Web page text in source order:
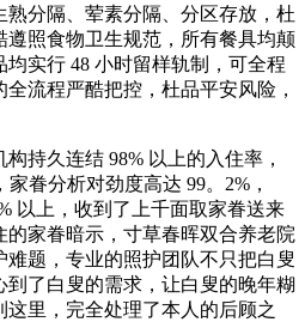
分隔、荤素分隔、分区存放，杜
照食物卫生规范，所有餐具均颠
实行 48 小时留样轨制，可全程
流程严酷把控，杜品平安风险，
久连结 98% 以上的入住率，
眷分析对劲度高达 99。2%，
以上，收到了上千面取家眷送来
家眷暗示，寸草春晖双合养老院
题，专业的照护团队不只把白叟
了白叟的需求，让白叟的晚年糊
里，完全处理了本人的后顾之